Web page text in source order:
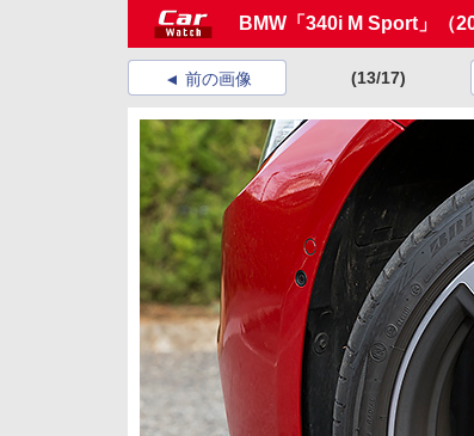
BMW「340i M Sport」（
前の画像 (13/17)